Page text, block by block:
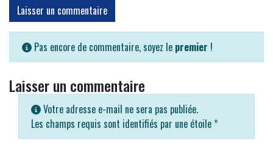
Laisser un commentaire
Pas encore de commentaire, soyez le premier !
Laisser un commentaire
Votre adresse e-mail ne sera pas publiée.
Les champs requis sont identifiés par une étoile *